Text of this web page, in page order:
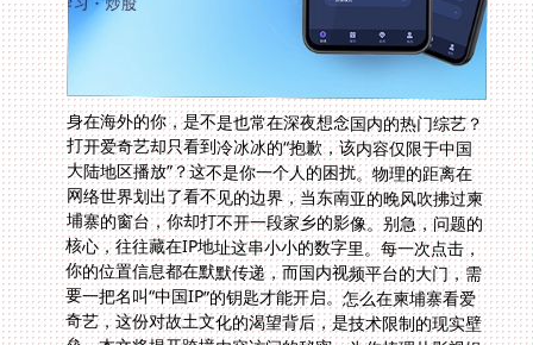
身在海外的你，是不是也常在深夜想念国内的热门综艺？
打开爱奇艺却只看到冷冰冰的“抱歉，该内容仅限于中国
大陆地区播放”？这不是你一个人的困扰。物理的距离在
网络世界划出了看不见的边界，当东南亚的晚风吹拂过柬
埔寨的窗台，你却打不开一段家乡的影像。别急，问题的
核心，往往藏在IP地址这串小小的数字里。每一次点击，
你的位置信息都在默默传递，而国内视频平台的大门，需
要一把名叫“中国IP”的钥匙才能开启。怎么在柬埔寨看爱
奇艺，这份对故土文化的渴望背后，是技术限制的现实壁
垒。本文将揭开跨境内容访问的秘密，为你梳理从影视娱